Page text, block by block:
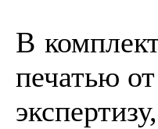
В
печатью